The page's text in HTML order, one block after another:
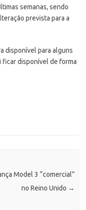
semanas, sendo
prevista para a
disponível para alguns
ficar disponível de forma
Model 3 “comercial”
no Reino Unido →